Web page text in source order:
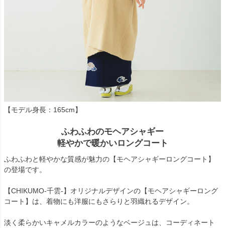
【モデル身長：165cm】
ふわふわのモヘアシャギー
軽やかで暖かいロングコート
ふわふわと軽やかな質感が魅力の【モヘアシャギーロングコート】
の登場です。
【CHIKUMO-千雲-】オリジナルデザインの【モヘアシャギーロング
コート】は、着物にも洋服にもさらりと羽織れるデザイン。
淡く柔らかいキャメルカラーのようなベージュは、コーディネート